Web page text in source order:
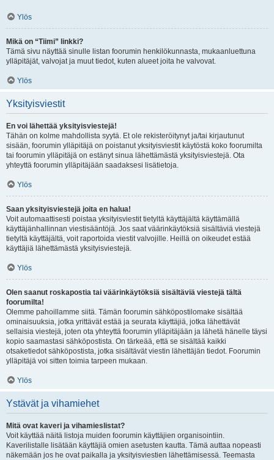
Ylös
Mikä on “Tiimi” linkki?
Tämä sivu näyttää sinulle listan foorumin henkilökunnasta, mukaanluettuna
ylläpitäjät, valvojat ja muut tiedot, kuten alueet joita he valvovat.
Ylös
Yksityisviestit
En voi lähettää yksityisviestejä!
Tähän on kolme mahdollista syytä. Et ole rekisteröitynyt ja/tai kirjautunut
sisään, foorumin ylläpitäjä on poistanut yksityisviestit käytöstä koko foorumilta
tai foorumin ylläpitäjä on estänyt sinua lähettämästä yksityisviestejä. Ota
yhteyttä foorumin ylläpitäjään saadaksesi lisätietoja.
Ylös
Saan yksityisviestejä joita en halua!
Voit automaattisesti poistaa yksityisviestit tietyltä käyttäjältä käyttämällä
käyttäjänhallinnan viestisääntöjä. Jos saat väärinkäytöksiä sisältäviä viestejä
tietyltä käyttäjältä, voit raportoida viestit valvojille. Heillä on oikeudet estää
käyttäjiä lähettämästä yksityisviestejä.
Ylös
Olen saanut roskapostia tai väärinkäytöksiä sisältäviä viestejä tältä
foorumilta!
Olemme pahoillamme siitä. Tämän foorumin sähköpostilomake sisältää
ominaisuuksia, jotka yrittävät estää ja seurata käyttäjiä, jotka lähettävät
sellaisia viestejä, joten ota yhteyttä foorumin ylläpitäjään ja lähetä hänelle täysi
kopio saamastasi sähköpostista. On tärkeää, että se sisältää kaikki
otsaketiedot sähköpostista, jotka sisältävät viestin lähettäjän tiedot. Foorumin
ylläpitäjä voi sitten toimia tarpeen mukaan.
Ylös
Ystävät ja vihamiehet
Mitä ovat kaveri ja vihamieslistat?
Voit käyttää näitä listoja muiden foorumin käyttäjien organisointiin.
Kaverilistalle lisätään käyttäjiä omien asetusten kautta. Tämä auttaa nopeasti
näkemään jos he ovat paikalla ja yksityisviestien lähettämisessä. Teemasta